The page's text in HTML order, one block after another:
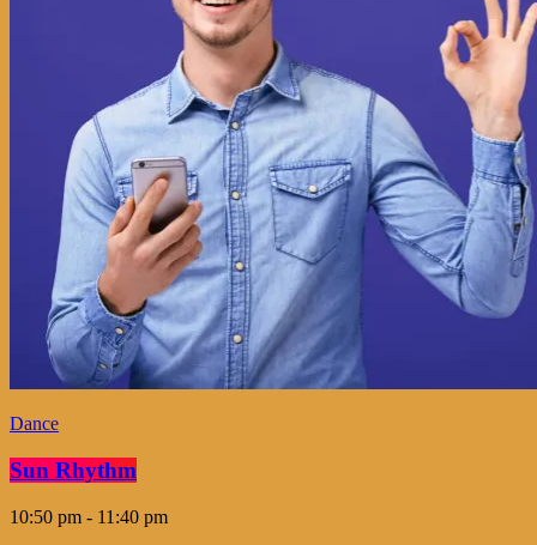
Dance
Sun Rhythm
10:50 pm - 11:40 pm